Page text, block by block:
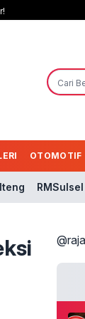
OTOMOTIF
RMSulsel